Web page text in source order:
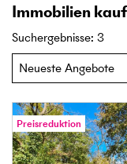
Immobilien
Suchergebnisse: 3
Preisreduktion